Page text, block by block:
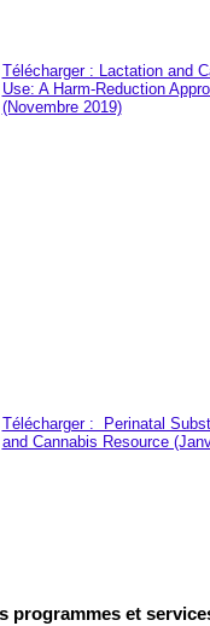
Télécharger : Lactation and
Use: A Harm-Reduction
(Novembre 2019)
Télécharger : Perinatal
and Cannabis Resource
programmes et